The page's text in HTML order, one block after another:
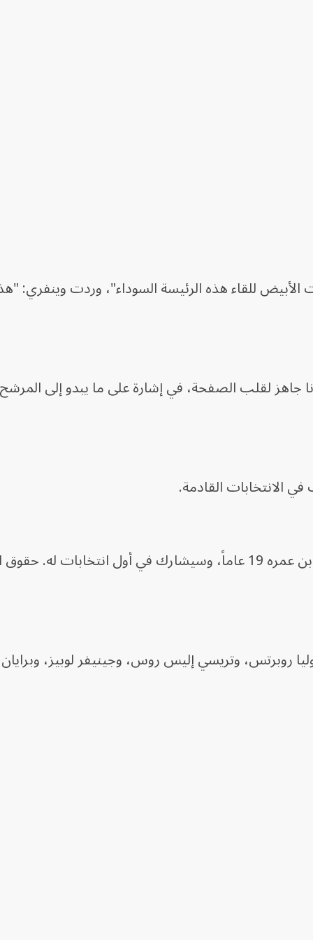
للقاء هذه الرئيسة السوداء"، وردت وينفري:
جاهز لقلب الصفحة، في إشارة على ما يبدو إلى المرشح
الانتخابات القادمة.
وقال ستيلر: "تعلمون، لدي ابنة عمرها 22 عاماً وابن عمره 19 عاماً، وسيشارك في أول انتخابات
روبرتس، وتريسي إليس روس، وجينيفر لوبيز، وبرايان